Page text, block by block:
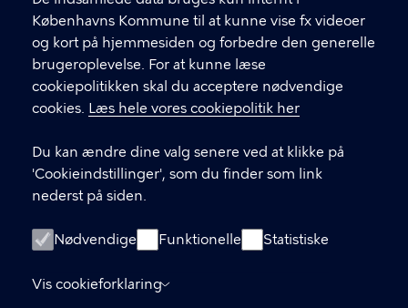
Københavns Kommune til at kunne vise fx videoer
og kort på hjemmesiden og forbedre den generelle
brugeroplevelse. For at kunne læse
cookiepolitikken skal du acceptere nødvendige
cookies. Læs hele vores cookiepolitik her
Du kan ændre dine valg senere ved at klikke på
'Cookieindstillinger', som du finder som link
nederst på siden.
Nødvendige Funktionelle Statistiske
Vis cookieforklaring
CVR-nummer64942212
GENVEJE
Digital Post
Databeskyttelse
Tilgængelighedserklæring
Om hjemmesiden